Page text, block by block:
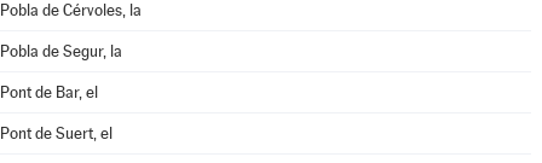
Pobla de Cérvoles, la
Pobla de Segur, la
Pont de Bar, el
Pont de Suert, el